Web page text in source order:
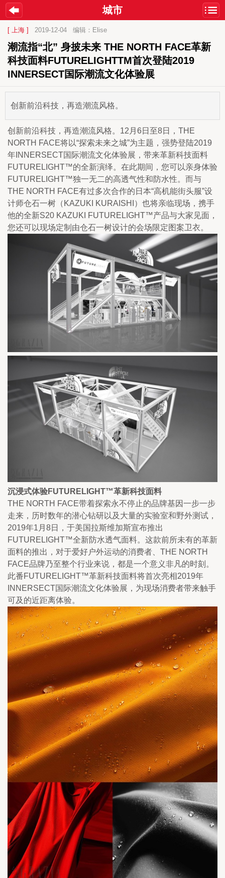
城市
[ 上海 ] 2019-12-04 编辑：Elise
潮流指“北” 身披未来 THE NORTH FACE革新
科技面料FUTURELIGHTTM首次登陆2019
INNERSECT国际潮流文化体验展
创新前沿科技，再造潮流风格。
创新前沿科技，再造潮流风格。12月6日至8日，THE
NORTH FACE将以“探索未来之城”为主题，强势登陆2019
年INNERSECT国际潮流文化体验展，带来革新科技面料
FUTURELIGHT™的全新演绎。在此期间，您可以亲身体验
FUTURELIGHT™独一无二的高透气性和防水性。而与
THE NORTH FACE有过多次合作的日本“高机能街头服”设
计师仓石一树（KAZUKI KURAISHI）也将亲临现场，携手
他的全新S20 KAZUKI FUTURELIGHT™产品与大家见面，
您还可以现场定制由仓石一树设计的会场限定图案卫衣。
沉浸式体验FUTURELIGHT™革新科技面料
THE NORTH FACE带着探索永不停止的品牌基因一步一步
走来，历时数年的潜心钻研以及大量的实验室和野外测试，
2019年1月8日，于美国拉斯维加斯宣布推出
FUTURELIGHT™全新防水透气面料。这款前所未有的革新
面料的推出，对于爱好户外运动的消费者、THE NORTH
FACE品牌乃至整个行业来说，都是一个意义非凡的时刻。
此番FUTURELIGHT™革新科技面料将首次亮相2019年
INNERSECT国际潮流文化体验展，为现场消费者带来触手
可及的近距离体验。